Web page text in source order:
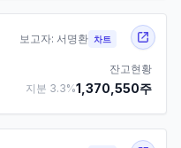
보고자: 서명환 차트
잔고현황
지분 3.3%1,370,550주